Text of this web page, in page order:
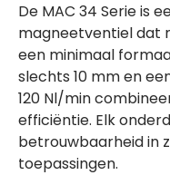
De MAC 34 Serie is
magneetventiel dat
een minimaal
slechts 10 mm en
120 Nl/min
efficiëntie. Elk
betrouwbaarheid in
toepassingen.